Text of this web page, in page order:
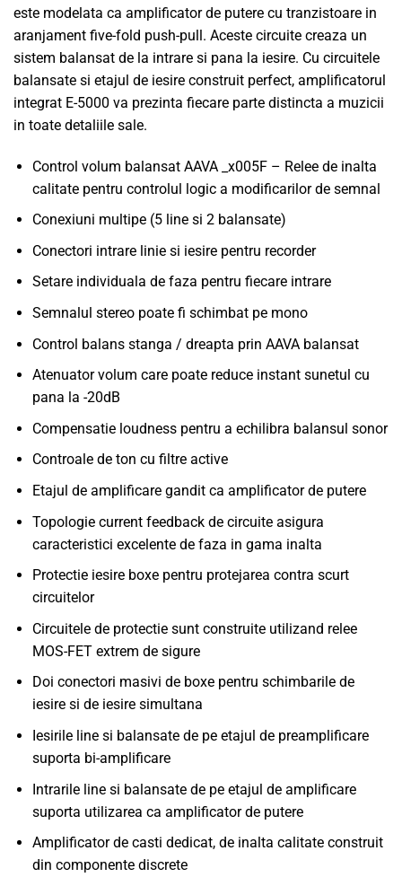
este modelata ca amplificator de putere cu tranzistoare in
aranjament five-fold push-pull. Aceste circuite creaza un
sistem balansat de la intrare si pana la iesire. Cu circuitele
balansate si etajul de iesire construit perfect, amplificatorul
integrat E-5000 va prezinta fiecare parte distincta a muzicii
in toate detaliile sale.
Control volum balansat AAVA _x005F – Relee de inalta
calitate pentru controlul logic a modificarilor de semnal
Conexiuni multipe (5 line si 2 balansate)
Conectori intrare linie si iesire pentru recorder
Setare individuala de faza pentru fiecare intrare
Semnalul stereo poate fi schimbat pe mono
Control balans stanga / dreapta prin AAVA balansat
Atenuator volum care poate reduce instant sunetul cu
pana la -20dB
Compensatie loudness pentru a echilibra balansul sonor
Controale de ton cu filtre active
Etajul de amplificare gandit ca amplificator de putere
Topologie current feedback de circuite asigura
caracteristici excelente de faza in gama inalta
Protectie iesire boxe pentru protejarea contra scurt
circuitelor
Circuitele de protectie sunt construite utilizand relee
MOS-FET extrem de sigure
Doi conectori masivi de boxe pentru schimbarile de
iesire si de iesire simultana
Iesirile line si balansate de pe etajul de preamplificare
suporta bi-amplificare
Intrarile line si balansate de pe etajul de amplificare
suporta utilizarea ca amplificator de putere
Amplificator de casti dedicat, de inalta calitate construit
din componente discrete